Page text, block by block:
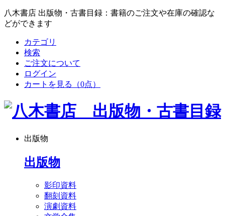
八木書店 出版物・古書目録：書籍のご注文や在庫の確認な
どができます
カテゴリ
検索
ご注文について
ログイン
カートを見る
（0点）
出版物
出版物
影印資料
翻刻資料
演劇資料